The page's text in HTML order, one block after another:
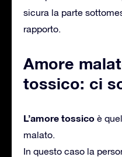
sicura la parte
rapporto.
Amore
tossico: ci
L’amore tossico è
malato.
In questo caso la